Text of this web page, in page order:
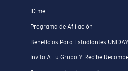
ID.me
Programa de Afiliación
Beneficios Para Estudiantes
Invita A Tu Grupo Y Recibe